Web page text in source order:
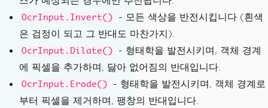
OcrInput.Invert()
- 모든 색상을 반전시킵니다 (흰색
은 검정이 되고 그 반대도 마찬가지).
OcrInput.Dilate()
- 형태학을 발전시키며, 객체 경계
에 픽셀을 추가하며, 닳아 없어짐의 반대입니다.
OcrInput.Erode()
- 형태학을 발전시키며, 객체 경계로
부터 픽셀을 제거하며, 팽창의 반대입니다.